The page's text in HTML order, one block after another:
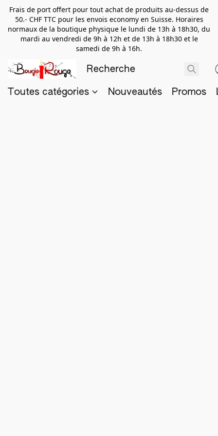
Frais de port offert pour tout achat de produits au-dessus de
50.- CHF TTC pour les envois economy en Suisse. Horaires
normaux de la boutique physique le lundi de 13h à 18h30, du
mardi au vendredi de 9h à 12h et de 13h à 18h30 et le
samedi de 9h à 16h.
Toutes catégories Nouveautés Promos